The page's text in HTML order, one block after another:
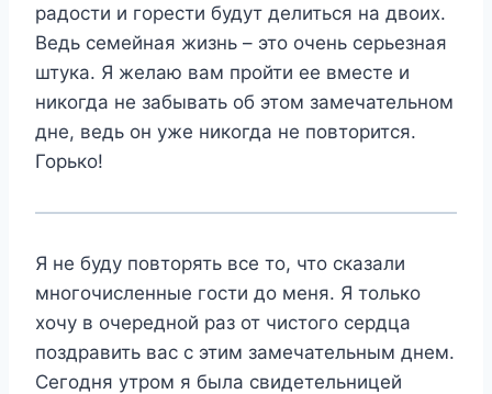
радости и горести будут делиться на двоих.
Ведь семейная жизнь – это очень серьезная
штука. Я желаю вам пройти ее вместе и
никогда не забывать об этом замечательном
дне, ведь он уже никогда не повторится.
Горько!
Я не буду повторять все то, что сказали
многочисленные гости до меня. Я только
хочу в очередной раз от чистого сердца
поздравить вас с этим замечательным днем.
Сегодня утром я была свидетельницей